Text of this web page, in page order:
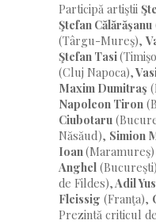
Participă artiştii
Ştefan Călărăşanu
(Târgu-Mureş),
Ştefan Tasi
(Cluj Napoca),
Maxim Dumitraş
Napoleon Tiron
Ciubotaru
Năsăud), Simion
Ioan
Anghel
de Fildes),Adil
Fleissig (Franţa),
Prezintă criticul